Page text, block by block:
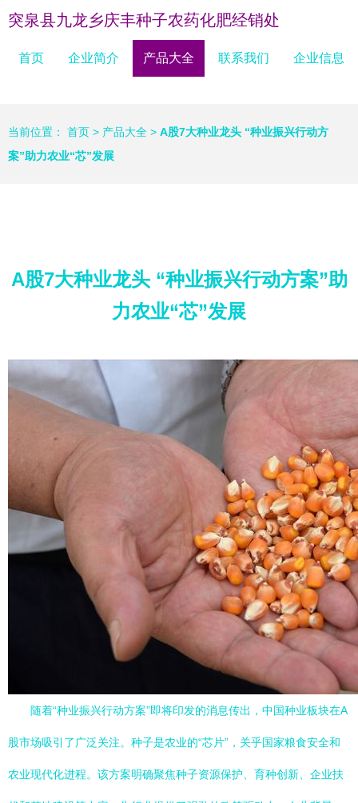
突泉县九龙乡庆丰种子农药化肥经销处
首页 企业简介 产品大全 联系我们 企业信息
当前位置： 首页 > 产品大全 > A股7大种业龙头 “种业振兴行动方
案”助力农业“芯”发展
A股7大种业龙头 “种业振兴行动方案”助
力农业“芯”发展
随着“种业振兴行动方案”即将印发的消息传出，中国种业板块在A
股市场吸引了广泛关注。种子是农业的“芯片”，关乎国家粮食安全和
农业现代化进程。该方案明确聚焦种子资源保护、育种创新、企业扶